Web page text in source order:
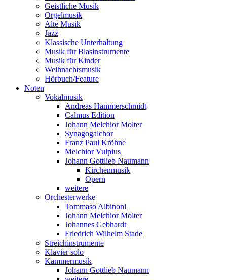
Geistliche Musik
Orgelmusik
Alte Musik
Jazz
Klassische Unterhaltung
Musik für Blasinstrumente
Musik für Kinder
Weihnachtsmusik
Hörbuch/Feature
Noten
Vokalmusik
Andreas Hammerschmidt
Calmus Edition
Johann Melchior Molter
Synagogalchor
Franz Paul Kröhne
Melchior Vulpius
Johann Gottlieb Naumann
Kirchenmusik
Opern
weitere
Orchesterwerke
Tommaso Albinoni
Johann Melchior Molter
Johannes Gebhardt
Friedrich Wilhelm Stade
Streichinstrumente
Klavier solo
Kammermusik
Johann Gottlieb Naumann